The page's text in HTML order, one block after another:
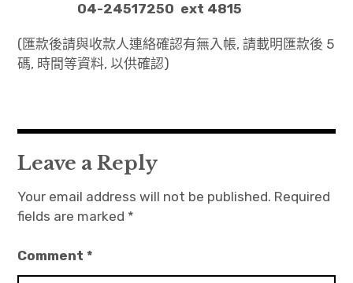
04-24517250 ext 4815
(匯款後請與收款人連絡確認有無入帳, 請載明匯款後 5
碼, 時間等資料, 以供確認)
Leave a Reply
Your email address will not be published. Required
fields are marked *
Comment*